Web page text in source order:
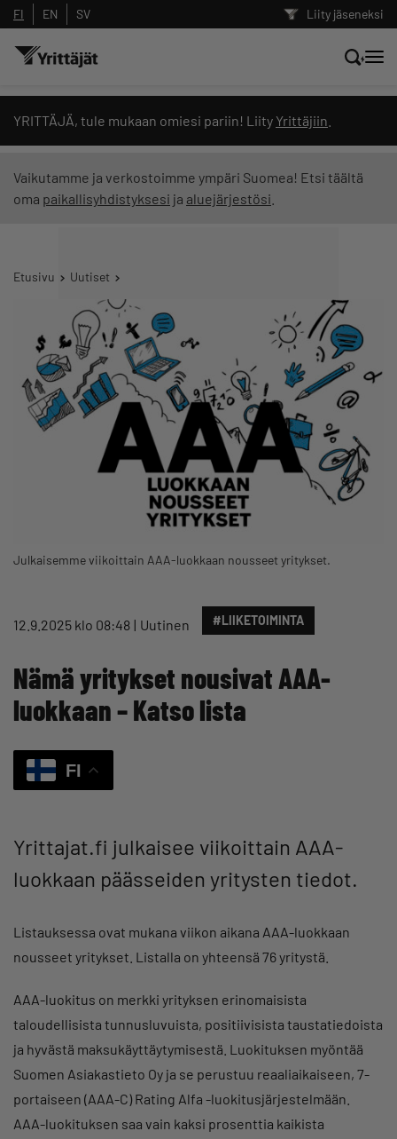
Liity jäseneksi
FI EN SV
YRITTÄJÄ, tule mukaan omiesi pariin! Liity Yrittäjiin
Vaikutamme ja verkostoimme ympäri Suomea! Etsi täältä
oma paikallisyhdistyksesi ja aluejärjestösi
Etusivu Uutiset
Julkaisemme viikoittain AAA-luokkaan nousseet yritykset.
12.9.2025 klo 08:48 Uutinen #LIIKETOIMINTA
Nämä yritykset nousivat AAA-
luokkaan – Katso lista
FI
Yrittajat.fi julkaisee viikoittain AAA-
luokkaan päässeiden yritysten tiedot.
Listauksessa ovat mukana viikon aikana AAA-luokkaan
nousseet yritykset. Listalla on yhteensä 76 yritystä.
AAA-luokitus on merkki yrityksen erinomaisista
taloudellisista tunnusluvuista, positiivisista taustatiedoista
ja hyvästä maksukäyttäytymisestä. Luokituksen myöntää
Suomen Asiakastieto Oy ja se perustuu reaaliaikaiseen, 7-
portaiseen (AAA-C) Rating Alfa -luokitusjärjestelmään.
AAA-luokituksen saa vain kaksi prosenttia kaikista
Hae sivustolta tai kysy suoraan
Yrittäjien tekoälyltä
Suodata hakutuloksia: näytä kaikki sisältö